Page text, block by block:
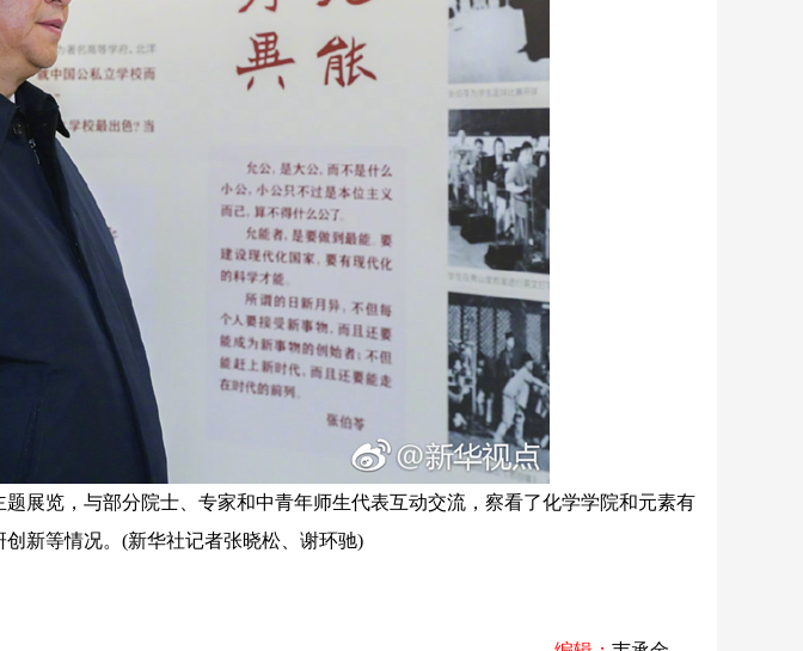
览，与部分院士、专家和中青年师生代表互动交流，察看了化学学院和元素有
新等情况。(新华社记者张晓松、谢环驰)